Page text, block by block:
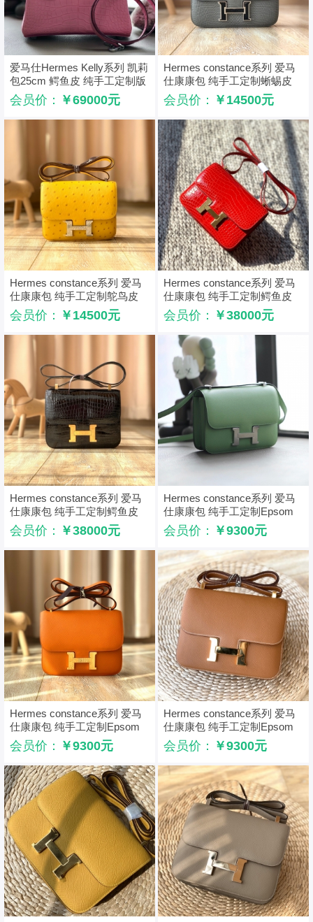
爱马仕Hermes Kelly系列 凯莉
包25cm 鳄鱼皮 纯手工定制版
樱花粉
会员价： ￥69000元
Hermes constance系列 爱马
仕康康包 纯手工定制蜥蜴皮
灰色
会员价： ￥14500元
Hermes constance系列 爱马
仕康康包 纯手工定制鸵鸟皮
太阳黄
会员价： ￥14500元
Hermes constance系列 爱马
仕康康包 纯手工定制鳄鱼皮
红色
会员价： ￥38000元
Hermes constance系列 爱马
仕康康包 纯手工定制鳄鱼皮
黑色
会员价： ￥38000元
Hermes constance系列 爱马
仕康康包 纯手工定制Epsom
小牛皮 牛油果绿
会员价： ￥9300元
Hermes constance系列 爱马
仕康康包 纯手工定制Epsom
小牛皮 橙色
会员价： ￥9300元
Hermes constance系列 爱马
仕康康包 纯手工定制Epsom
小牛皮 金棕色
会员价： ￥9300元